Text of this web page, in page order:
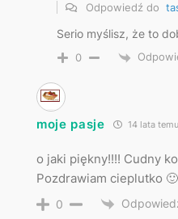
Odpowiedź do
Serio myślisz, że to
0
moje pasje 14 lata temu
o jaki piękny!!!! Cudny
Pozdrawiam cieplutko 🙂
0